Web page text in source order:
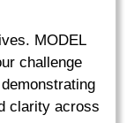
MODEL
challenge
clarity across